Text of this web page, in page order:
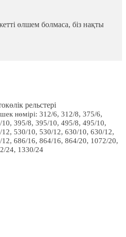
өлшем болмаса, біз нақты
рельстері
нөмірі: 312/6, 312/8, 375/6,
10, 395/8, 395/10, 495/8, 495/10,
12, 530/10, 530/12, 630/10, 630/12,
12, 686/16, 864/16, 864/20, 1072/20,
24, 1330/24